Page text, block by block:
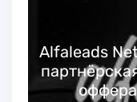
Alfaleads